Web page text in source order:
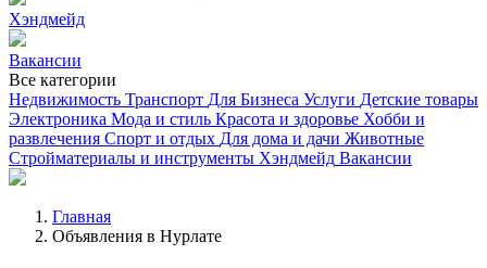
Хэндмейд
Вакансии
Все категории
Недвижимость Транспорт Для Бизнеса Услуги Детские товары
Электроника Мода и стиль Красота и здоровье Хобби и
развлечения Спорт и отдых Для дома и дачи Животные
Стройматериалы и инструменты Хэндмейд Вакансии
Главная
Объявления в Нурлате